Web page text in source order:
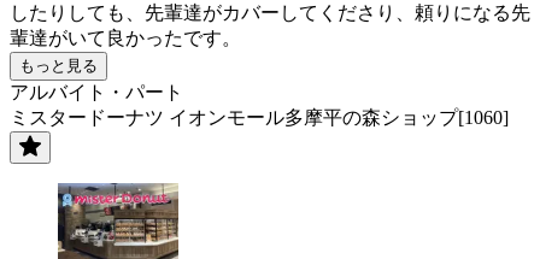
したりしても、先輩達がカバーしてくださり、頼りになる先
輩達がいて良かったです。
もっと見る
アルバイト・パート
ミスタードーナツ イオンモール多摩平の森ショップ[1060]